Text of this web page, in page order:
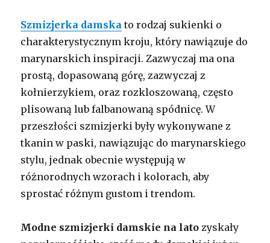
Szmizjerka damska to rodzaj sukienki o
charakterystycznym kroju, który nawiązuje do
marynarskich inspiracji. Zazwyczaj ma ona
prostą, dopasowaną górę, zazwyczaj z
kołnierzykiem, oraz rozkloszowaną, często
plisowaną lub falbanowaną spódnicę. W
przeszłości szmizjerki były wykonywane z
tkanin w paski, nawiązując do marynarskiego
stylu, jednak obecnie występują w
różnorodnych wzorach i kolorach, aby
sprostać różnym gustom i trendom.
Modne szmizjerki damskie na lato zyskały